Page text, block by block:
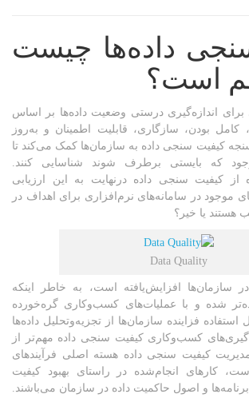
داده‌ها چیست
است؟
برای اندازه‌گیری درستی وضعیت داده‌ها بر اساس
بودن، سازگاری، قابلیت اطمینان و به‌روز
کیفیت سنجی داده به سازمان‌ها کمک می‌کند تا
که بایستی برطرف شوند شناسایی کنند.
از کیفیت سنجی داده درنهایت به این ارزیابی
موجود در سامانه‌های نرم‌افزاری برای اهداف در
هستند یا خیر؟
Data Quality
سازمان‌ها افزایش‌یافته است، به خاطر اینکه
شده و با عملیات‌های کسب‌وکاری گره‌خورده
فزاینده سازمان‌ها از تجزیه‌وتحلیل داده‌ها
کسب‌وکاری کیفیت سنجی داده‌ مهم‌تر از
کیفیت سنجی داده‌ هسته اصلی فرآیندهای
کارهای انجام‌شده در راستای بهبود کیفیت
و اصول حاکمیت داده در سازمان می‌باشند.